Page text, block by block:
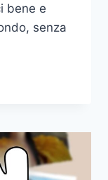
bene e
senza